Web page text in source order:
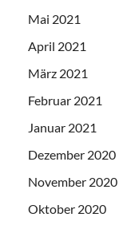
Mai 2021
April 2021
März 2021
Februar 2021
Januar 2021
Dezember 2020
November 2020
Oktober 2020